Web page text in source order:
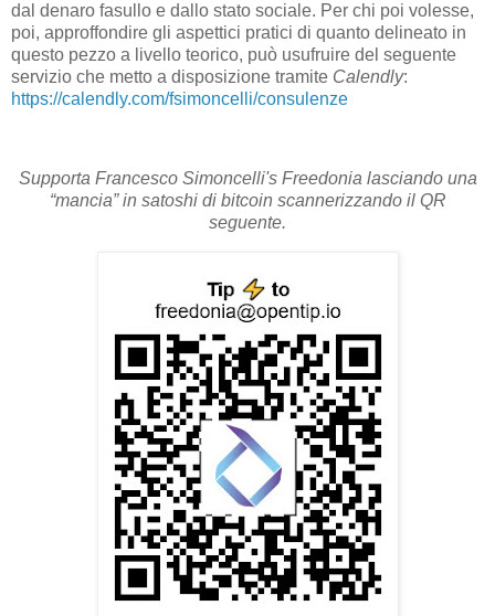
dal denaro fasullo e dallo stato sociale. Per chi poi volesse,
poi, approffondire gli aspettici pratici di quanto delineato in
questo pezzo a livello teorico, può usufruire del seguente
servizio che metto a disposizione tramite Calendly:
https://calendly.com/fsimoncelli/consulenze
Supporta Francesco Simoncelli's Freedonia lasciando una
“mancia” in satoshi di bitcoin scannerizzando il QR
seguente.